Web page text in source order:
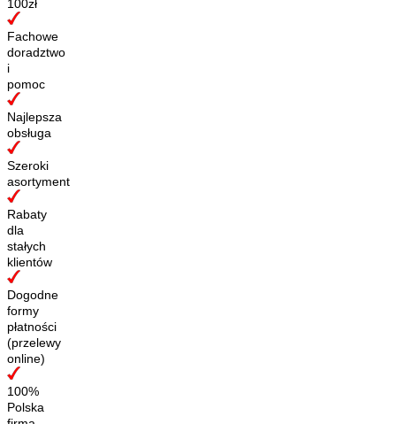
100zł
Fachowe
doradztwo
i
pomoc
Najlepsza
obsługa
Szeroki
asortyment
Rabaty
dla
stałych
klientów
Dogodne
formy
płatności
(przelewy
online)
100%
Polska